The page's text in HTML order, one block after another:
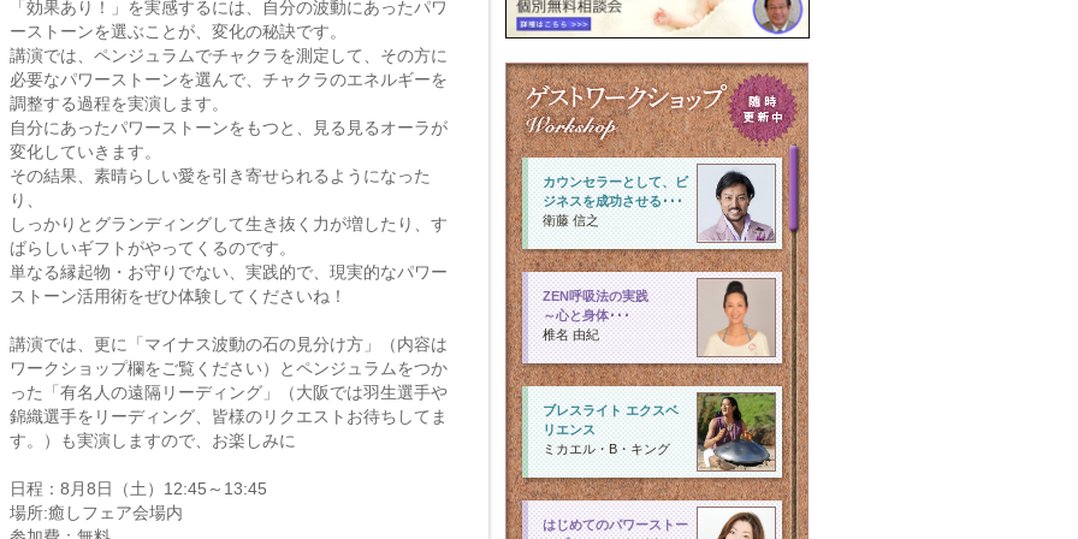
「効果あり！」を実感するには、自分の波動にあったパワ
ーストーンを選ぶことが、変化の秘訣です。
講演では、ペンジュラムでチャクラを測定して、その方に
必要なパワーストーンを選んで、チャクラのエネルギーを
調整する過程を実演します。
自分にあったパワーストーンをもつと、見る見るオーラが
変化していきます。
その結果、素晴らしい愛を引き寄せられるようになった
り、
しっかりとグランディングして生き抜く力が増したり、す
ばらしいギフトがやってくるのです。
単なる縁起物・お守りでない、実践的で、現実的なパワー
ストーン活用術をぜひ体験してくださいね！
講演では、更に「マイナス波動の石の見分け方」（内容は
ワークショップ欄をご覧ください）とペンジュラムをつか
った「有名人の遠隔リーディング」（大阪では羽生選手や
錦織選手をリーディング、皆様のリクエストお待ちしてま
す。）も実演しますので、お楽しみに
日程：8月8日（土）12:45～13:45
場所:癒しフェア会場内
カウンセラーとして、ビ
ジネスを成功させる･･･
衛藤 信之
ZEN呼吸法の実践
～心と身体･･･
椎名 由紀
ブレスライト エクスベ
リエンス
ミカエル・B・キング
はじめてのパワーストー